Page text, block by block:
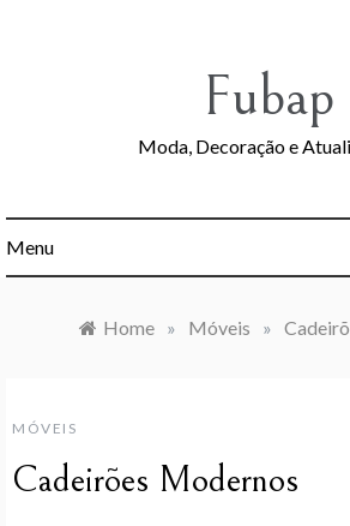
Fubap
Moda, Decoração e
Menu
Home » Móveis »
MÓVEIS
Cadeirões Modernos